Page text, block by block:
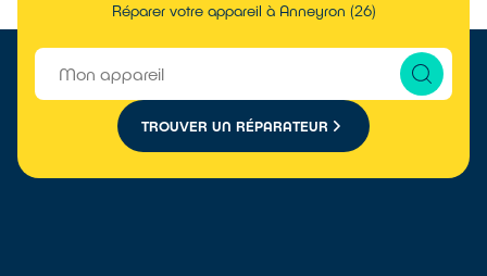
Réparer votre appareil à Anneyron (26)
TROUVER UN RÉPARATEUR